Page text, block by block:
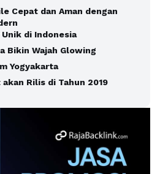
Cepat dan Aman dengan
di Indonesia
Bikin Wajah Glowing
Yogyakarta
Rilis di Tahun 2019